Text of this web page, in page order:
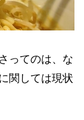
ってのは、な
関しては現状